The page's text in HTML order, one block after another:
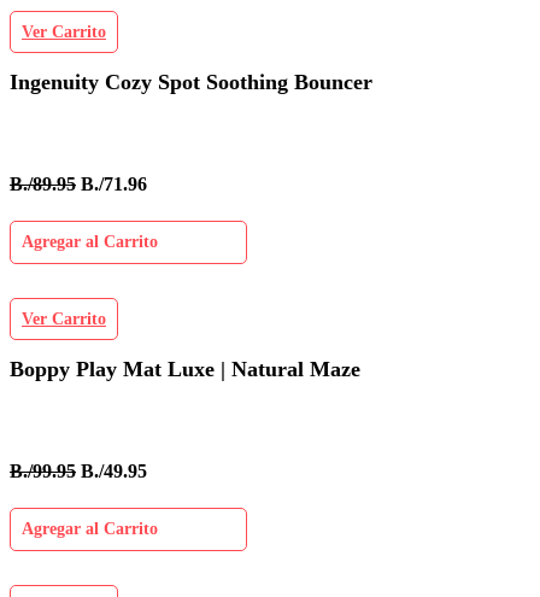
Ver Carrito
Ingenuity Cozy Spot Soothing Bouncer
B./89.95 B./71.96
Agregar al Carrito
Ver Carrito
Boppy Play Mat Luxe | Natural Maze
B./99.95 B./49.95
Agregar al Carrito